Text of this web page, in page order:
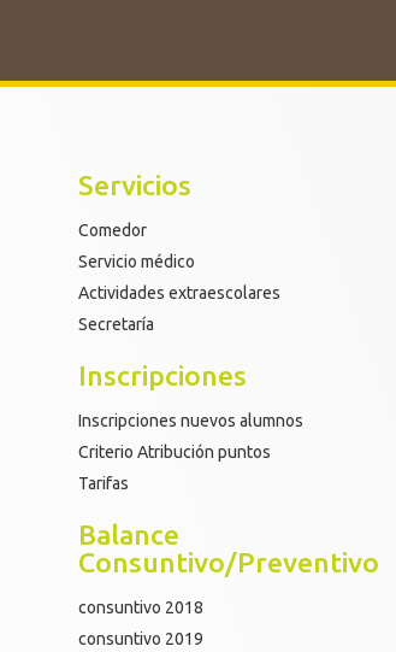
Servicios
Comedor
Servicio médico
Actividades extraescolares
Secretaría
Inscripciones
Inscripciones nuevos alumnos
Criterio Atribución puntos
Tarifas
Balance
Consuntivo/Preventivo
consuntivo 2018
consuntivo 2019